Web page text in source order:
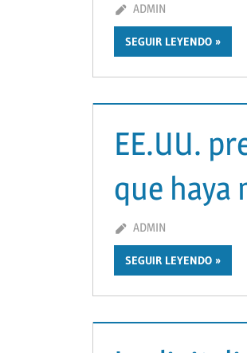
MARZO 3, 2021
ADMIN
SEGUIR LEYENDO
EE.UU.
que haya
MARZO 2, 2021
ADMIN
SEGUIR LEYENDO